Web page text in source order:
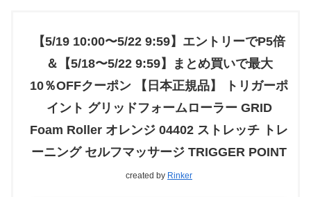
【5/19 10:00〜5/22 9:59】エントリーでP5倍
＆【5/18〜5/22 9:59】まとめ買いで最大
10％OFFクーポン 【日本正規品】 トリガーポ
イント グリッドフォームローラー GRID
Foam Roller オレンジ 04402 ストレッチ トレ
ーニング セルフマッサージ TRIGGER POINT
created by Rinker